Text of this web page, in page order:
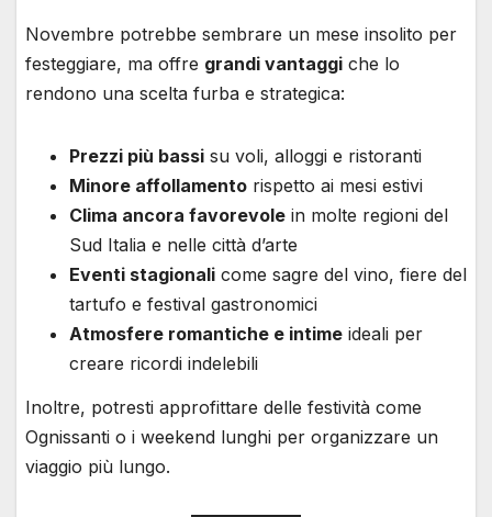
Novembre potrebbe sembrare un mese insolito per
festeggiare, ma offre grandi vantaggi che lo
rendono una scelta furba e strategica:
Prezzi più bassi su voli, alloggi e ristoranti
Minore affollamento rispetto ai mesi estivi
Clima ancora favorevole in molte regioni del
Sud Italia e nelle città d’arte
Eventi stagionali come sagre del vino, fiere del
tartufo e festival gastronomici
Atmosfere romantiche e intime ideali per
creare ricordi indelebili
Inoltre, potresti approfittare delle festività come
Ognissanti o i weekend lunghi per organizzare un
viaggio più lungo.